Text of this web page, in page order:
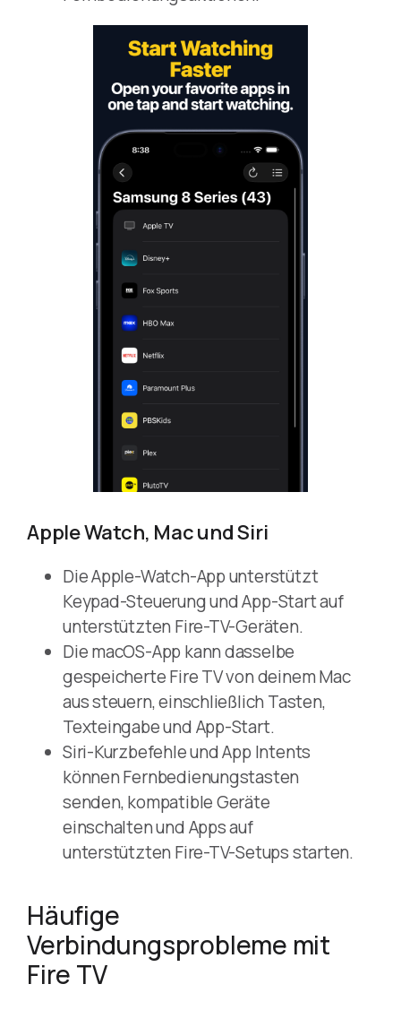
Apple Watch, Mac und Siri
Die Apple-Watch-App unterstützt
Keypad-Steuerung und App-Start auf
unterstützten Fire-TV-Geräten.
Die macOS-App kann dasselbe
gespeicherte Fire TV von deinem Mac
aus steuern, einschließlich Tasten,
Texteingabe und App-Start.
Siri-Kurzbefehle und App Intents
können Fernbedienungstasten
senden, kompatible Geräte
einschalten und Apps auf
unterstützten Fire-TV-Setups starten.
Häufige
Verbindungsprobleme mit
Fire TV